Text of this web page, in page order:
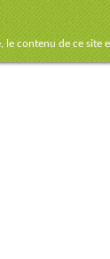
contenu de ce site